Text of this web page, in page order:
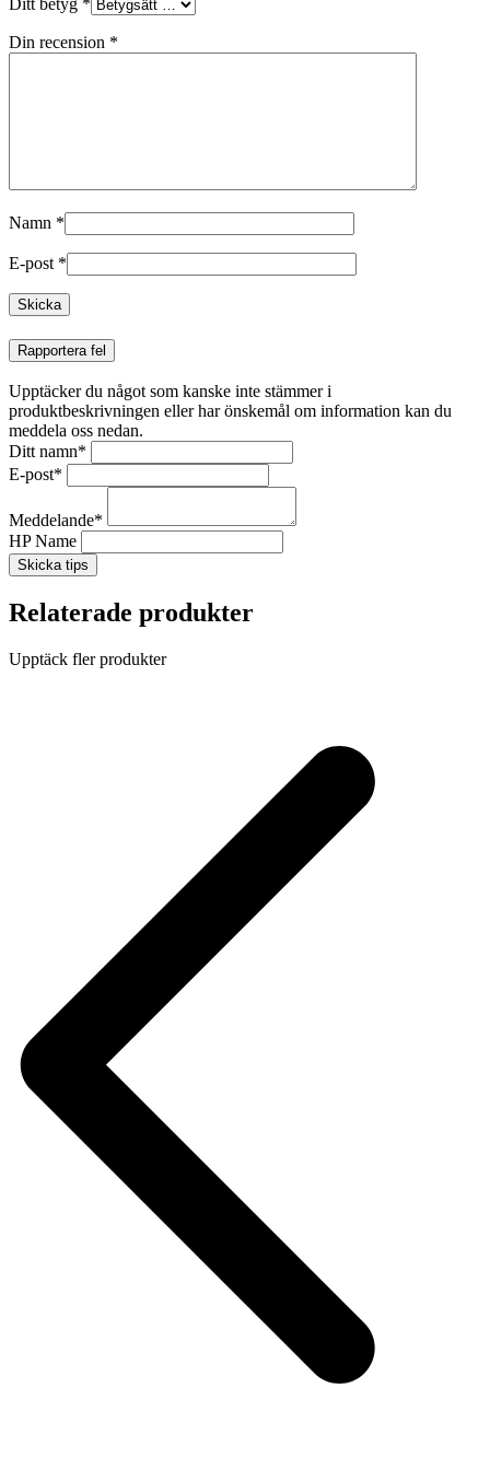
Ditt betyg *
Din recension *
Namn *
E-post *
Rapportera fel
Upptäcker du något som kanske inte stämmer i
produktbeskrivningen eller har önskemål om information kan du
meddela oss nedan.
Ditt namn*
E-post*
Meddelande*
HP Name
Skicka tips
Relaterade produkter
Upptäck fler produkter